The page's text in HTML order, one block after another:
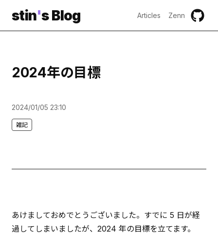
stin's Blog Articles Zenn
2024年の目標
2024/01/05 23:10
雑記
あけましておめでとうございました。すでに 5 日が経
過してしまいましたが、2024 年の目標を立てます。